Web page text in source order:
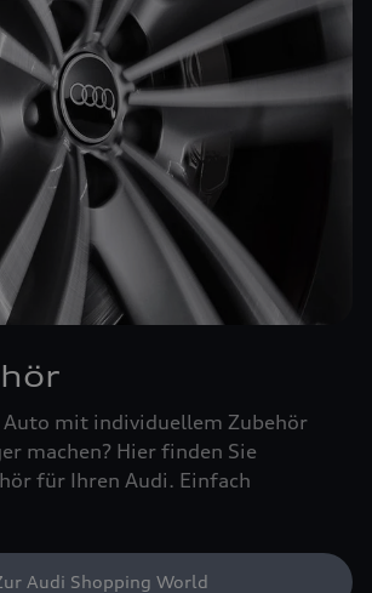
Auto mit individuellem Zubehör
machen? Hier finden Sie
für Ihren Audi. Einfach
Audi Shopping World